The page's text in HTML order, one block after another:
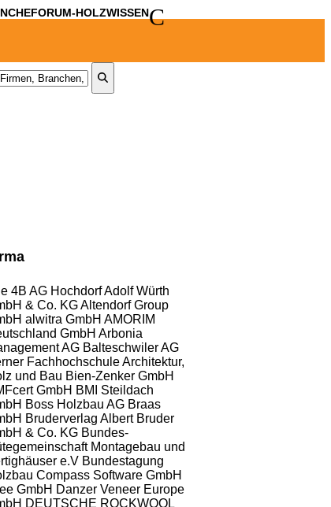
FORUM-HOLZWISSENC
4B AG HochdorfAdolf Würth
& Co. KGAltendorf Group
alwitra GmbH AMORIM
GmbH Arbonia
AG Balteschwiler AG
Fachhochschule Architektur,
und Bau Bien-Zenker GmbH
GmbH BMI Steildach
Boss Holzbau AG Braas
Bruderverlag Albert Bruder
& Co. KG Bundes-
Montagebau und
e.V Bundestagung
Compass Software GmbH
GmbH Danzer Veneer Europe
DEUTSCHE ROCKWOOL